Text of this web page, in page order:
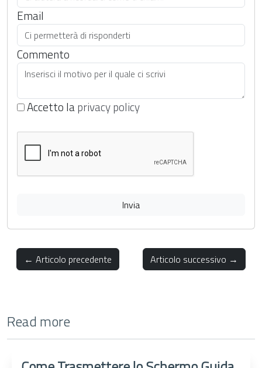
Email
Commento
Accetto laprivacy policy
Invia
← Articolo precedente Articolo successivo →
Read more